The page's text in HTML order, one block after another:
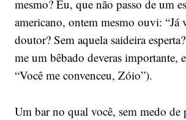
mesmo? Eu, que não passo de um
americano, ontem mesmo ouvi: “Já
doutor? Sem aquela saideira
me um bêbado deveras importante,
“Você me convenceu, Zóio”).
Um bar no qual você, sem medo de